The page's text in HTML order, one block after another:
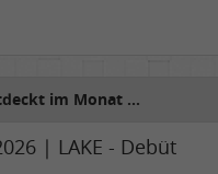
im Monat ...
| LAKE - Debüt